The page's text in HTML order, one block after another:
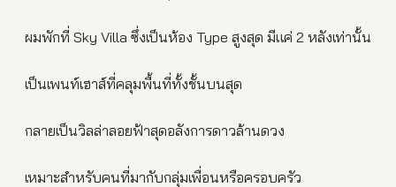
ผมพักที่ Sky Villa ซึ่งเป็นห้อง Type สูงสุด มีแค่ 2 หลังเท่านั้น
เป็นเพนท์เฮาส์ที่คลุมพื้นที่ทั้งชั้นบนสุด
กลายเป็นวิลล่าลอยฟ้าสุดอลังการดาวล้านดวง
เหมาะสำหรับคนที่มากับกลุ่มเพื่อนหรือครอบครัว